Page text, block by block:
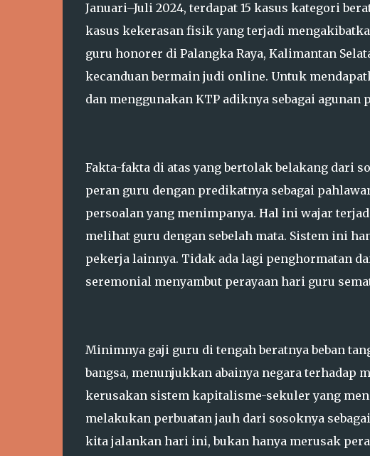
Januari–Juli 2024, terdapat 15 kasus kategori
kasus kekerasan fisik yang terjadi
guru honorer di Palangka Raya, Kalimantan
kecanduan bermain judi online. Untuk
dan menggunakan KTP adiknya sebagai agunan
Fakta-fakta di atas yang bertolak belakang dari
peran guru dengan predikatnya sebagai
persoalan yang menimpanya. Hal ini wajar
melihat guru dengan sebelah mata. Sistem ini
pekerja lainnya. Tidak ada lagi penghormatan
seremonial menyambut perayaan hari guru
Minimnya gaji guru di tengah beratnya beban
bangsa, menunjukkan abainya negara terhadap
kerusakan sistem kapitalisme-sekuler yang
melakukan perbuatan jauh dari sosoknya
kita jalankan hari ini, bukan hanya merusak